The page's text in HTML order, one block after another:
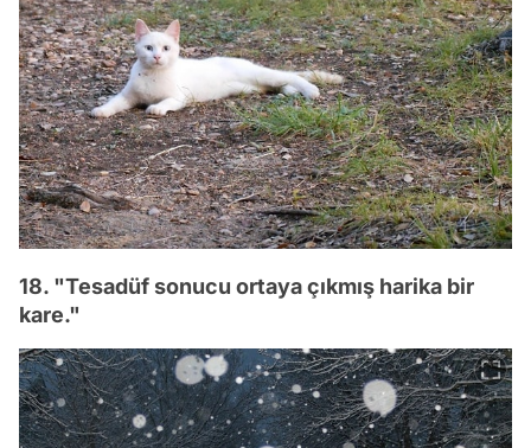
18. "Tesadüf sonucu ortaya çıkmış harika bir
kare."